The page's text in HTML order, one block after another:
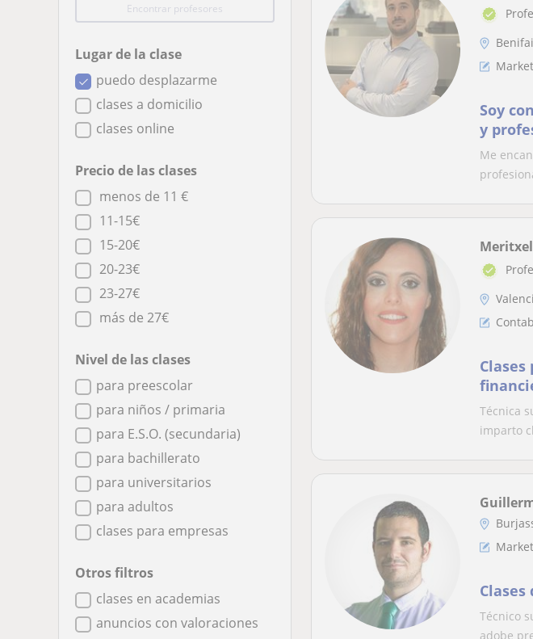
Encontrar profesores
Lugar de la clase
puedo desplazarme
clases a domicilio
clases online
Precio de las clases
menos de 11 €
11-15€
15-20€
20-23€
23-27€
más de 27€
Nivel de las clases
para preescolar
para niños / primaria
para E.S.O. (secundaria)
para bachillerato
para universitarios
para adultos
clases para empresas
Otros filtros
clases en academias
anuncios con valoraciones
Soy
y
Me
Técnica
imparto
Técnico
adobe